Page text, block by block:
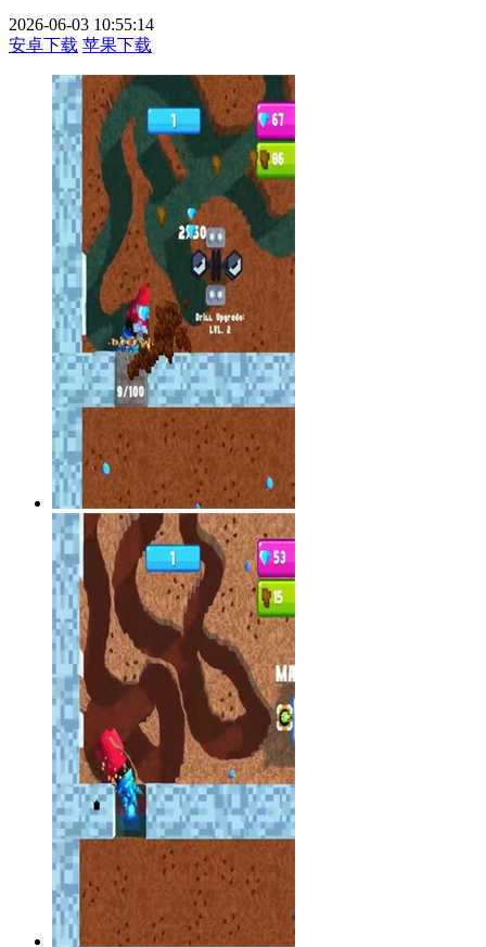
2026-06-03 10:55:14
安卓下载 苹果下载